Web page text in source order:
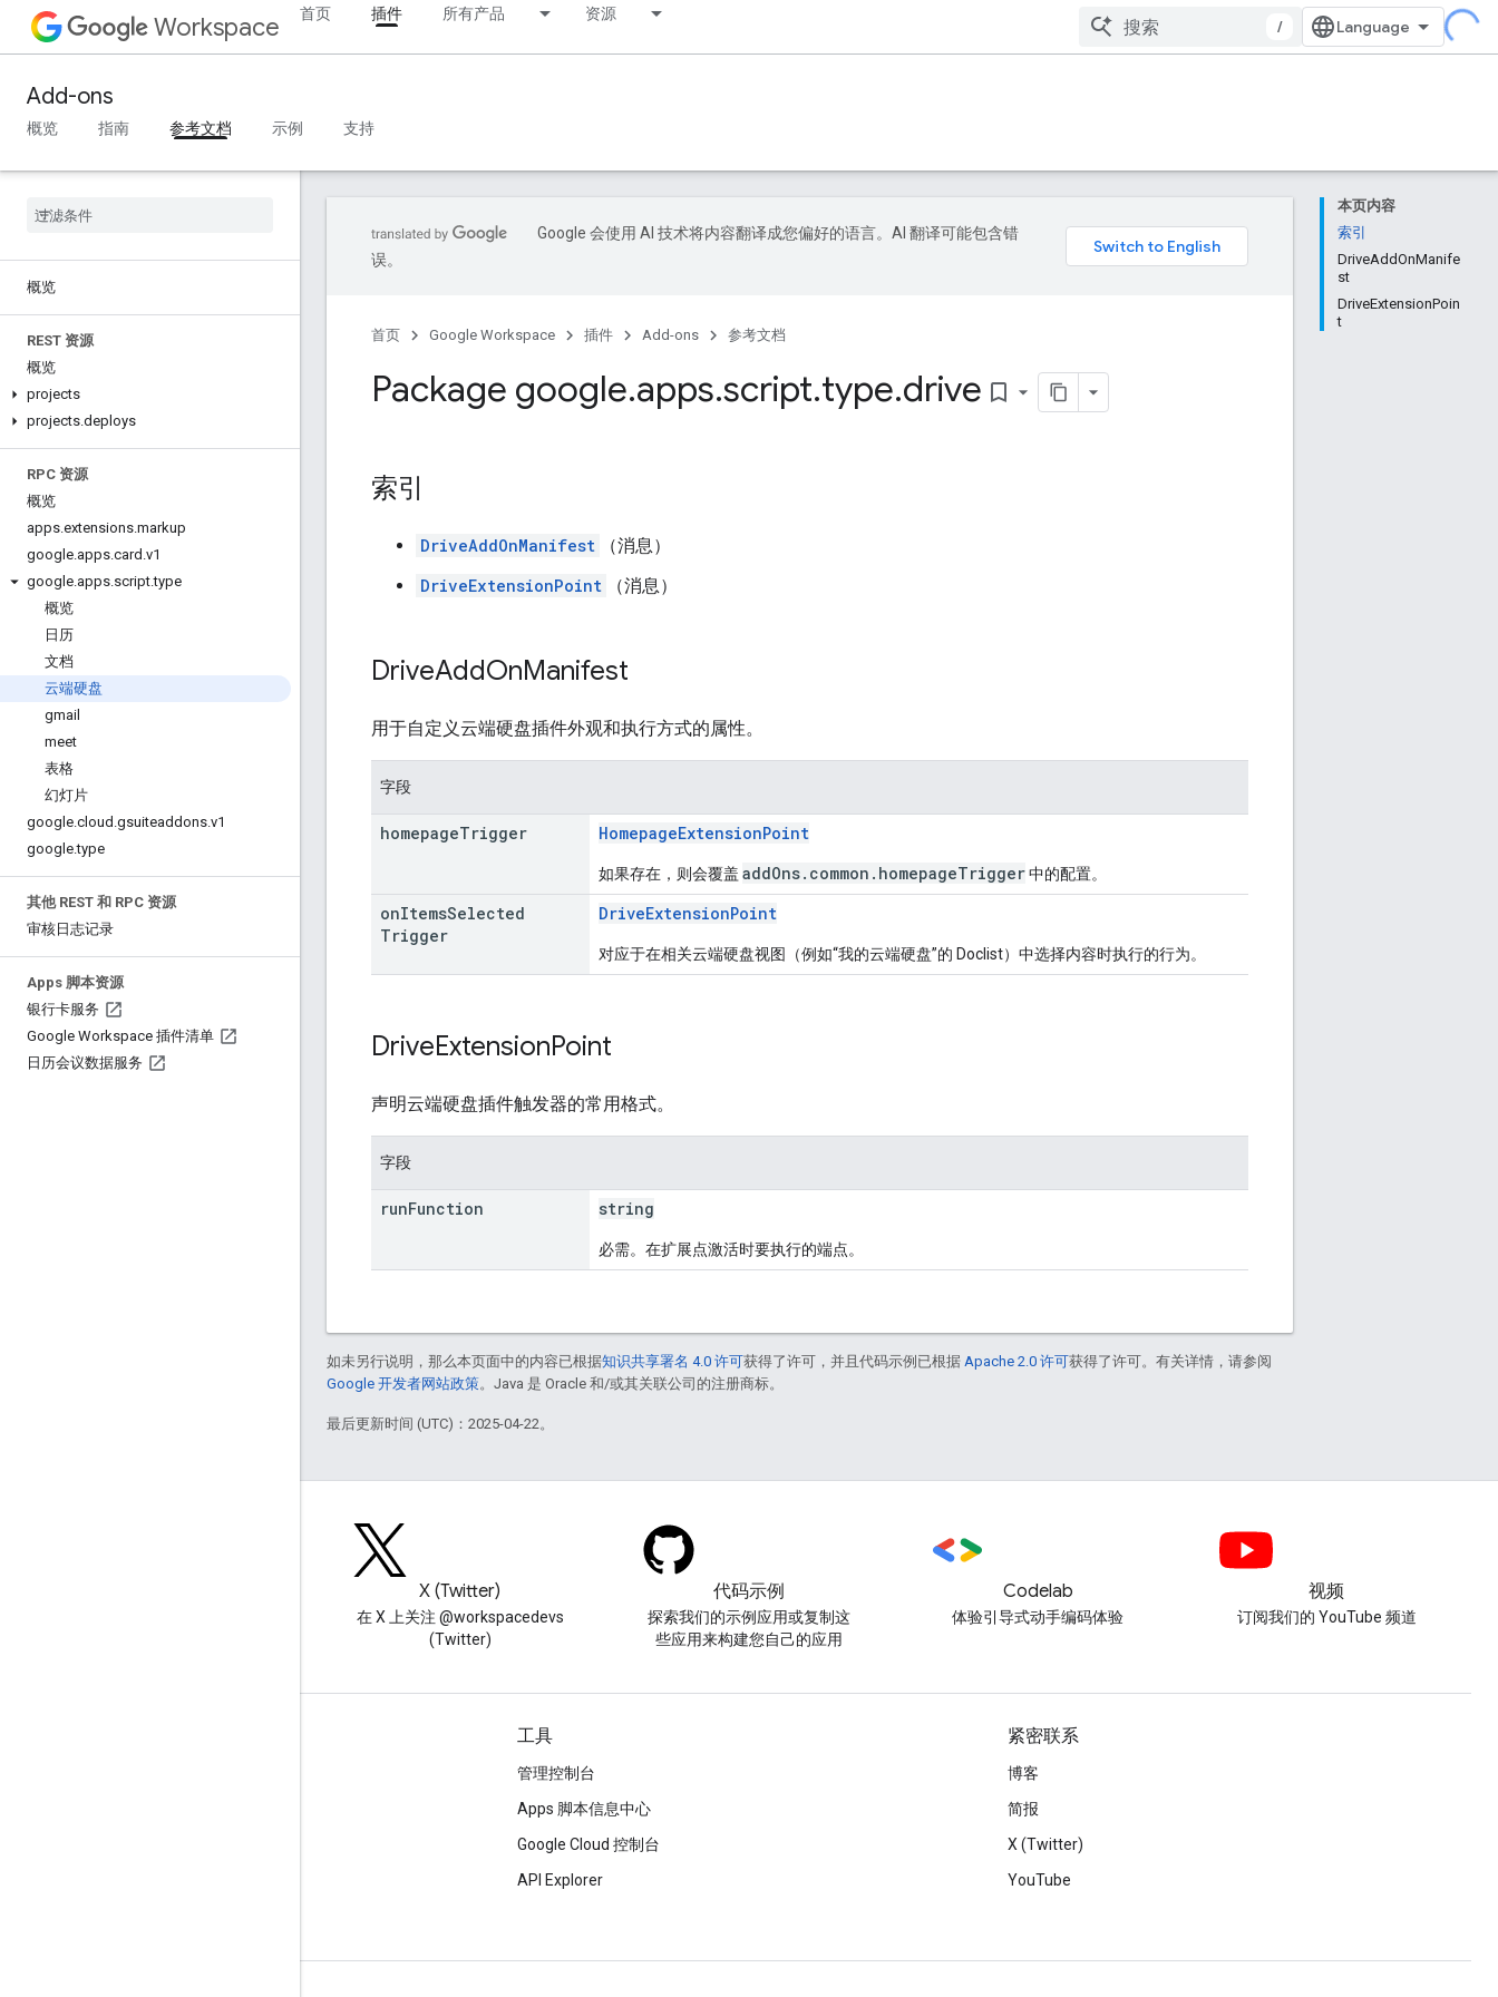
Workspace 首页 插件 所有产品 资源
/
Add-ons
概览 指南 参考文档 示例 支持
概览
REST 资源
概览
projects
projects.deploys
RPC 资源
概览
apps.extensions.markup
google.apps.card .v1
google.apps.script.type
概览
日历
文档
云端硬盘
gmail
meet
表格
幻灯片
google.cloud .gsuiteaddons.v1
google.type
其他 REST 和 RPC 资源
审核日志记录
Apps 脚本资源
银行卡服务
Google Workspace 插件清单
日历会议数据服务
本页内容
索引
DriveAddOnManife
st
DriveExtensionPoin
t
Google 会使用 AI 技术将内容翻译成您偏好的语言。AI 翻译可能包含错
误。
首页 Google Workspace 插件 Add-ons 参考文档
Package google.apps.script.type.drive bookmark_border
索引
DriveAddOnManifest
（消息）
DriveExtensionPoint
（消息）
DriveAddOnManifest
用于自定义云端硬盘插件外观和执行方式的属性。
字段
homepageTrigger HomepageExtensionPoint
如果存在，则会覆盖 addOns.common.homepageTrigger中的配置。
onItemsSelected
Trigger
DriveExtensionPoint
对应于在相关云端硬盘视图（例如“我的云端硬盘”的 Doclist）中选择内容时执行的行为。
DriveExtensionPoint
声明云端硬盘插件触发器的常用格式。
字段
runFunction string
必需。在扩展点激活时要执行的端点。
如未另行说明，那么本页面中的内容已根据知识共享署名 4.0 许可获得了许可，并且代码示例已根据 Apache 2.0 许可获得了许可。有关详情，请参阅
Google 开发者网站政策。Java 是 Oracle 和/或其关联公司的注册商标。
最后更新时间 (UTC)：2025-04-22。
X (Twitter)
在 X 上关注 @workspacedevs
(Twitter)
代码示例
探索我们的示例应用或复制这
些应用来构建您自己的应用
Codelab
体验引导式动手编码体验
视频
订阅我们的 YouTube 频道
工具
管理控制台
Apps 脚本信息中心
Google Cloud 控制台
API Explorer
紧密联系
博客
简报
X (Twitter)
YouTube